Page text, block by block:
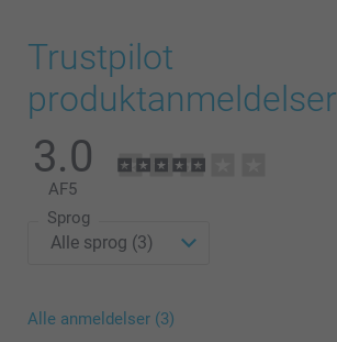
Trustpilot
produktanmeldelser
3.0
AF5
Sprog
Alle anmeldelser (3)